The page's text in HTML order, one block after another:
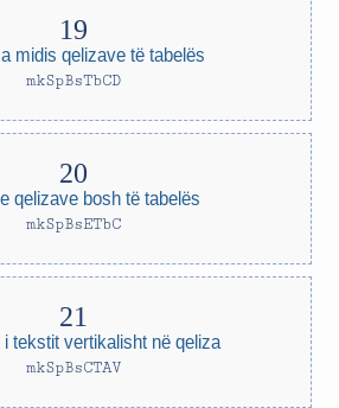
midis qelizave të tabelës
mkSpBsTbCD
qelizave bosh të tabelës
mkSpBsETbC
tekstit vertikalisht në qeliza
mkSpBsCTAV